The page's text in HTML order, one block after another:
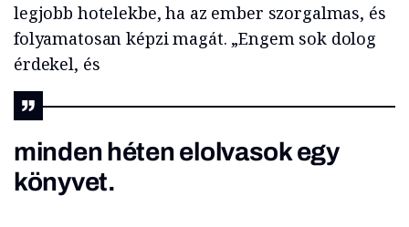
legjobb hotelekbe, ha az ember szorgalmas, és
folyamatosan képzi magát. „Engem sok dolog
érdekel, és
minden héten elolvasok egy
könyvet.